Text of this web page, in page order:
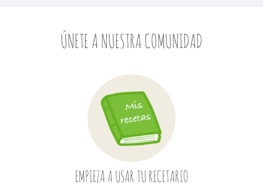
ÚNETE A NUESTRA COMUNIDAD
EMPIEZA A USAR TU RECETARIO